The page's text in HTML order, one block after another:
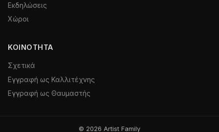
Εκδηλώσεις
Χώροι
ΚΟΙΝΌΤΗΤΑ
Σχετικά
Εγγραφή ως Καλλιτέχνης
Εγγραφή ως Θαυμαστής
© 2026 Artist Family